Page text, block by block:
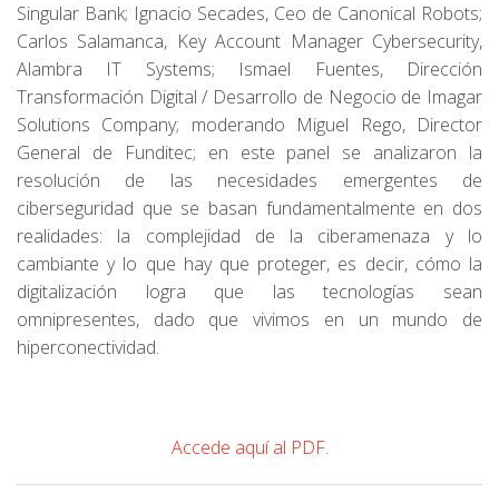
Singular Bank; Ignacio Secades, Ceo de Canonical Robots;
Carlos Salamanca, Key Account Manager Cybersecurity,
Alambra IT Systems; Ismael Fuentes, Dirección
Transformación Digital / Desarrollo de Negocio de Imagar
Solutions Company; moderando Miguel Rego, Director
General de Funditec; en este panel se analizaron la
resolución de las necesidades emergentes de
ciberseguridad que se basan fundamentalmente en dos
realidades: la complejidad de la ciberamenaza y lo
cambiante y lo que hay que proteger, es decir, cómo la
digitalización logra que las tecnologías sean
omnipresentes, dado que vivimos en un mundo de
hiperconectividad.
Accede aquí al PDF.